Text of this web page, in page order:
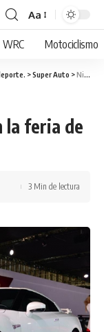
Cambiar
tamaño
fuente
Aa
WRC Motociclismo
>Super Auto >Nissan GT-R: ‘Godzilla’ en la feria de São Paulo
la feria de
3 Min de lectura